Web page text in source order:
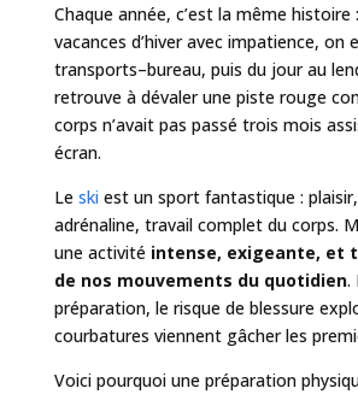
Chaque année, c’est la même
vacances d’hiver avec impatience, on
transports–bureau, puis du jour au
retrouve à dévaler une piste rouge
corps n’avait pas passé trois mois
écran.
Le skiest un sport fantastique :
adrénaline, travail complet du corps.
une activité intense, exigeante, et
de nos mouvements du quotidien.
préparation, le risque de blessure
courbatures viennent gâcher les
Voici pourquoi une préparation